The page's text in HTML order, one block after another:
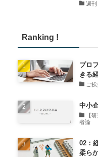
週
Ranking !
プロ
きる
ご
中小
【
者論
02：
柔ら